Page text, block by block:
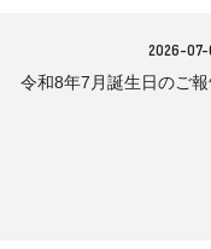
2026-
令和8年7月誕生日のご